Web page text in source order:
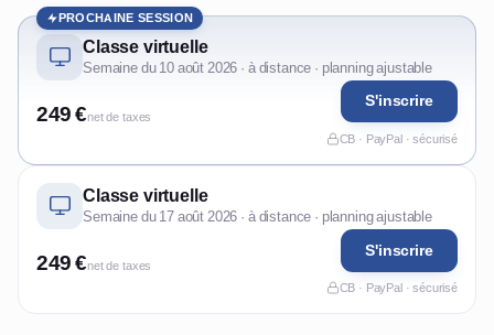
PROCHAINE SESSION
Classe virtuelle
Semaine du 10 août 2026 · à distance · planning ajustable
249 €net de taxes
S'inscrire
CB · PayPal · sécurisé
Classe virtuelle
Semaine du 17 août 2026 · à distance · planning ajustable
249 €net de taxes
S'inscrire
CB · PayPal · sécurisé